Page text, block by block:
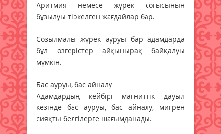
Аритмия немесе жүрек соғысының
бұзылуы тіркелген жағдайлар бар.
Созылмалы жүрек ауруы бар адамдарда
бұл өзгерістер айқынырақ байқалуы
мүмкін.
Бас ауруы, бас айналу
Адамдардың кейбірі магниттік дауыл
кезінде бас ауруы, бас айналу, мигрен
сияқты белгілерге шағымданады.